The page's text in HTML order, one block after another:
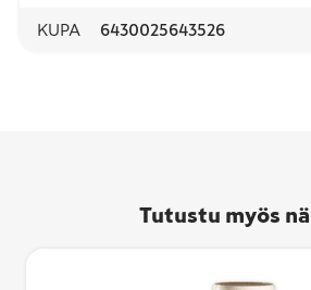
KUPA 6430025643526
Tutustu myös